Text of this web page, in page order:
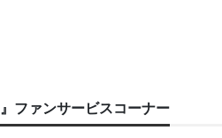
ファンサービスコーナー